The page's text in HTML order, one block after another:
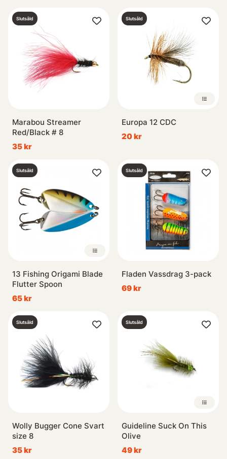
Slutsåld
Marabou Streamer
Red/Black # 8
35 kr
Slutsåld
Europa 12 CDC
20 kr
Slutsåld
13 Fishing Origami Blade
Flutter Spoon
65 kr
Slutsåld
Fladen Vassdrag 3-pack
69 kr
Slutsåld
Wolly Bugger Cone Svart
size 8
35 kr
Slutsåld
Guideline Suck On This
Olive
49 kr